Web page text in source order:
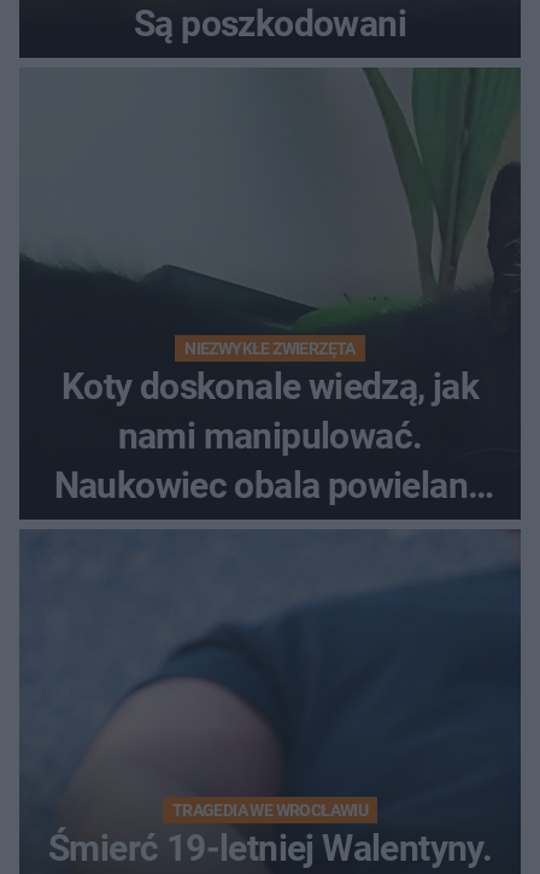
Są poszkodowani
NIEZWYKŁE ZWIERZĘTA
Koty doskonale wiedzą, jak
nami manipulować.
Naukowiec obala powielane
od lat mity na ich temat
TRAGEDIA WE WROCŁAWIU
Śmierć 19-letniej Walentyny.